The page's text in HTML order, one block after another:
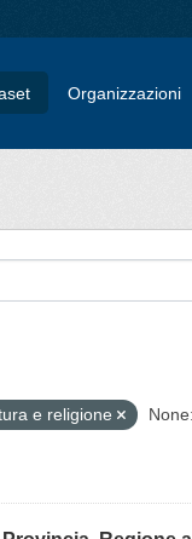
Organizzazioni
e religione None: